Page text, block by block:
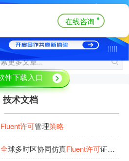
在线咨询
技术文档
Fluent许可管理策略
全球多时区协同仿真Fluent许可证管理